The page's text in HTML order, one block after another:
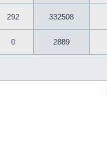
292 332508
0 2889